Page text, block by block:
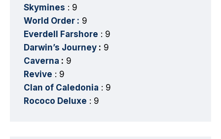
Skymines : 9
World Order : 9
Everdell Farshore : 9
Darwin’s Journey : 9
Caverna : 9
Revive : 9
Clan of Caledonia : 9
Rococo Deluxe : 9